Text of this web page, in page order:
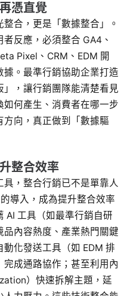
憑直覺
合，更是「數據整合」。
反應，必須整合 GA4、
Pixel、CRM、EDM 開
。最準行銷協助企業打造
」，讓行銷團隊能清楚看見
何產生、消費者在哪一步
向，真正做到「數據驅
整合效率
，整合行銷已不是單靠人
導入，成為提升整合效率
AI 工具（如最準行銷自研
內容熱度、產業熱門關鍵
化發送工具（如 EDM 排
成通路協作；甚至利用內
）快速拆解主題，延